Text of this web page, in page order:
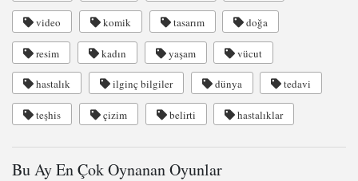
video komik tasarım doğa
resim kadın yaşam vücut
hastalık ilginç bilgiler dünya tedavi
teşhis çizim belirti hastalıklar
Bu Ay En Çok Oynanan Oyunlar